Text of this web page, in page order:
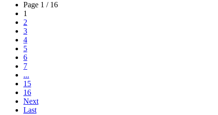
Page 1 / 16
1
2
3
4
5
6
7
...
15
16
Next
Last